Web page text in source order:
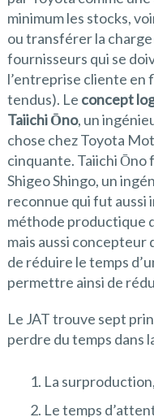
minimum les stocks,
ou transférer la
fournisseurs qui se
l’entreprise cliente en
tendus). Le concept
Taiichi Ōno, un
chose chez Toyota
cinquante. Taiichi
Shigeo Shingo, un
reconnue qui fut aussi
méthode productique
mais aussi concepteur
de réduire le temps
permettre ainsi de
Le JAT trouve sept
perdre du temps dans
La surproduction,
Le temps